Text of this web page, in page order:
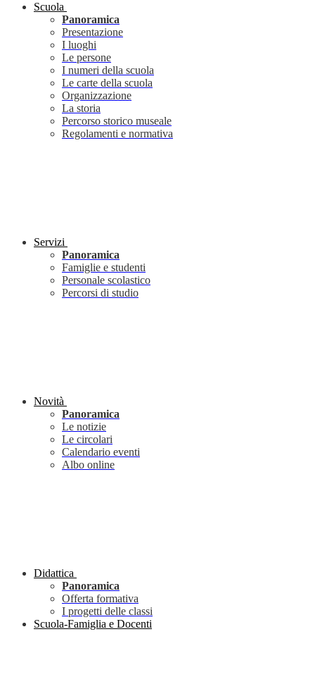
Scuola
Panoramica
Presentazione
I luoghi
Le persone
I numeri della scuola
Le carte della scuola
Organizzazione
La storia
Percorso storico museale
Regolamenti e normativa
Servizi
Panoramica
Famiglie e studenti
Personale scolastico
Percorsi di studio
Novità
Panoramica
Le notizie
Le circolari
Calendario eventi
Albo online
Didattica
Panoramica
Offerta formativa
I progetti delle classi
Scuola-Famiglia e Docenti